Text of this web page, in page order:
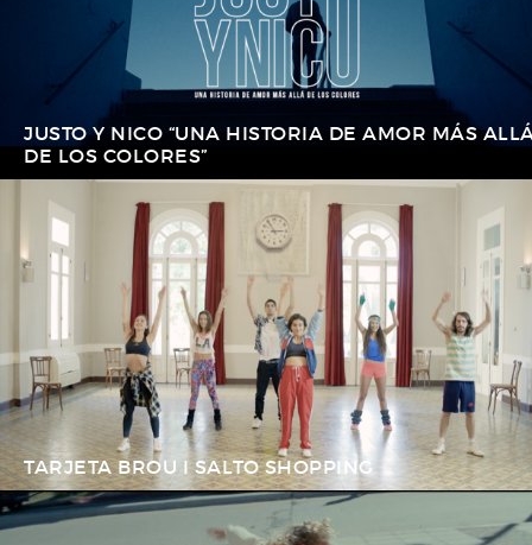
JUSTO Y NICO “UNA HISTORIA DE AMOR MÁS
DE LOS COLORES”
TARJETA BROU I SALTO SHOPPING